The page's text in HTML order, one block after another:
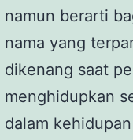
namun berarti
nama yang
dikenang saat
menghidupkan
dalam